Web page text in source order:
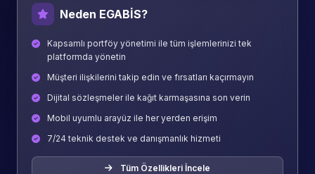
Neden EGABİS?
Kapsamlı portföy yönetimi ile tüm işlemlerinizi tek
platformda yönetin
Müşteri ilişkilerini takip edin ve fırsatları kaçırmayın
Dijital sözleşmeler ile kağıt karmaşasına son verin
Mobil uyumlu arayüz ile her yerden erişim
7/24 teknik destek ve danışmanlık hizmeti
Tüm Özellikleri İncele